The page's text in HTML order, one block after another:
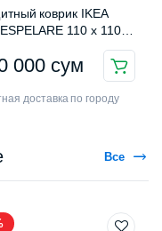
коврик IKEA
110 x 110
000 сум
доставка по городу
Все